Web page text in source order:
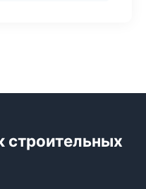
строительных